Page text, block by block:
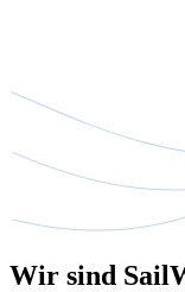
Wir sind